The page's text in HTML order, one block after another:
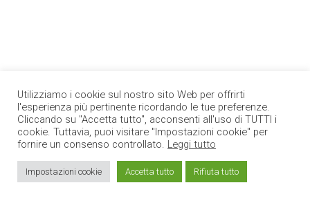
Utilizziamo i cookie sul nostro sito Web per offrirti
l'esperienza più pertinente ricordando le tue preferenze.
Cliccando su "Accetta tutto", acconsenti all'uso di TUTTI i
cookie. Tuttavia, puoi visitare "Impostazioni cookie" per
fornire un consenso controllato. Leggi tutto
Impostazioni cookie Accetta tutto Rifiuta tutto